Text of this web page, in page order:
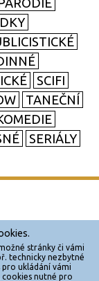
SCIFI
TANEČNÍ
SERIÁLY
stránky či vámi
technicky nezbytné
ukládání vámi
cookies nutné pro